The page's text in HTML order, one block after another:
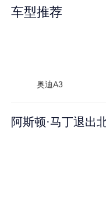
车型推荐
奥迪A3
阿斯顿·马丁退出